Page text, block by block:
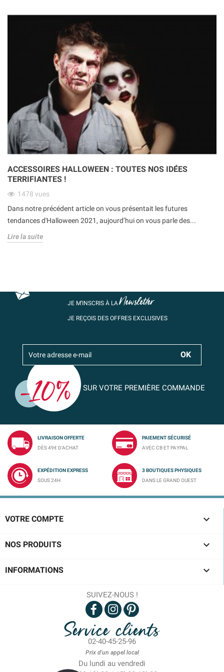
ACCESSOIRES HALLOWEEN : TOUTES NOS IDÉES
TERRIFIANTES !
1478 vues
Dans notre précédent article on vous présentait les futures
tendances d'Halloween 2021, aujourd’hui on vous parle des...
Lire la suite
JE M’INSCRIS À LANewsletter
JE REÇOIS DES OFFRES EXCLUSIVES
SUR VOTRE PREMIÈRE COMMANDE
LIVRAISON OFFERTE
DÈS 49€ D'ACHAT
PAIEMENT SÉCURISÉ
AVEC CB ET PAYPAL
EXPÉDITION EXPRESS
SOUS 24H
3 BOUTIQUES PHYSIQUES
DANS LE GRAND OUEST
VOTRE COMPTE 
NOS PRODUITS 
INFORMATIONS 
SUIVEZ-NOUS !
Service clients
02-40-45-25-96
Prix d'un appel local
Du lundi au vendredi